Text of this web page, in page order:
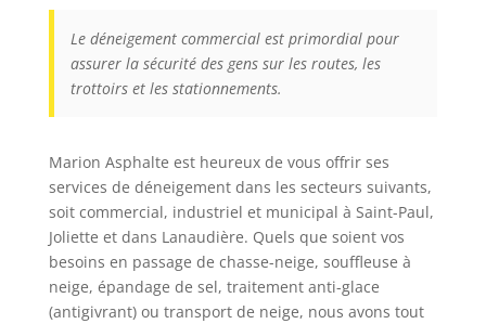
Le déneigement commercial est primordial pour
assurer la sécurité des gens sur les routes, les
trottoirs et les stationnements.
Marion Asphalte est heureux de vous offrir ses
services de déneigement dans les secteurs suivants,
soit commercial, industriel et municipal à Saint-Paul,
Joliette et dans Lanaudière. Quels que soient vos
besoins en passage de chasse-neige, souffleuse à
neige, épandage de sel, traitement anti-glace
(antigivrant) ou transport de neige, nous avons tout